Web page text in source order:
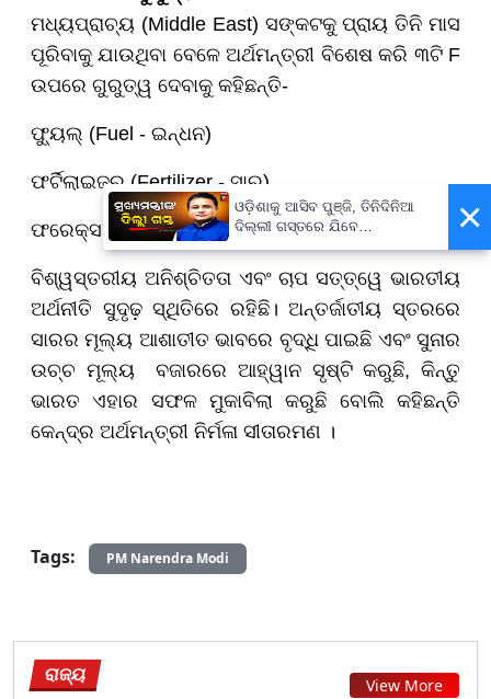
ମଧ୍ୟପ୍ରାଚ୍ୟ (Middle East) ସଙ୍କଟକୁ ପ୍ରାୟ ତିନି ମାସ
ପୂରିବାକୁ ଯାଉଥିବା ବେଳେ ଅର୍ଥମନ୍ତ୍ରୀ ବିଶେଷ କରି ୩ଟି F
ଉପରେ ଗୁରୁତ୍ୱ ଦେବାକୁ କହିଛନ୍ତି-
ଫ୍ୟୁଲ୍ (Fuel - ଇନ୍ଧନ)
ଫର୍ଟିଲାଇଜର୍ (Fertilizer - ସାର)
ଫରେକ୍ସ (Forex - ବୈଦେଶିକ ମୁଦ୍ରା ଭଣ୍ଡାର)
ବିଶ୍ୱସ୍ତରୀୟ ଅନିଶ୍ଚିତତା ଏବଂ ଚାପ ସତ୍ତ୍ୱେ ଭାରତୀୟ
ଅର୍ଥନୀତି ସୁଦୃଢ଼ ସ୍ଥିତିରେ ରହିଛି। ଅନ୍ତର୍ଜାତୀୟ ସ୍ତରରେ
ସାରର ମୂଲ୍ୟ ଆଶାତୀତ ଭାବରେ ବୃଦ୍ଧି ପାଇଛି ଏବଂ ସୁନାର
ଉଚ୍ଚ ମୂଲ୍ୟ ବଜାରରେ ଆହ୍ୱାନ ସୃଷ୍ଟି କରୁଛି, କିନ୍ତୁ
ଭାରତ ଏହାର ସଫଳ ମୁକାବିଲା କରୁଛି ବୋଲି କହିଛନ୍ତି
କେନ୍ଦ୍ର ଅର୍ଥମନ୍ତ୍ରୀ ନିର୍ମଳା ସୀତାରମଣ ।
Tags: PM Narendra Modi
ରାଜ୍ୟ View More
×
ଓଡ଼ିଶାକୁ ଆସିବ ପୁଞ୍ଜି, ତିନିଦିନିଆ
ଦିଲ୍ଲୀ ଗସ୍ତରେ ଯିବେ